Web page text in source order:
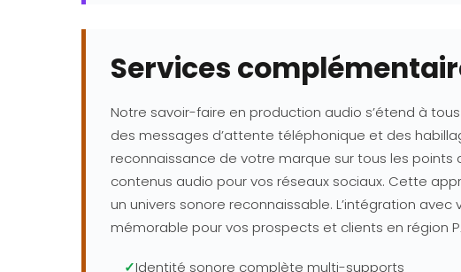
Services
Notre savoir-faire en production audio s’étend à
des messages d’attente téléphonique et des
reconnaissance de votre marque sur tous les
contenus audio pour vos réseaux sociaux. Cette
un univers sonore reconnaissable. L’intégration
mémorable pour vos prospects et clients en région
✓Identité sonore complète multi-supports